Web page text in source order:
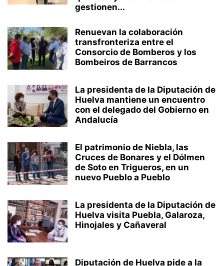
gestionen...
Renuevan la colaboración
transfronteriza entre el
Consorcio de Bomberos y los
Bombeiros de Barrancos
La presidenta de la Diputación de
Huelva mantiene un encuentro
con el delegado del Gobierno en
Andalucía
El patrimonio de Niebla, las
Cruces de Bonares y el Dólmen
de Soto en Trigueros, en un
nuevo Pueblo a Pueblo
La presidenta de la Diputación de
Huelva visita Puebla, Galaroza,
Hinojales y Cañaveral
Diputación de Huelva pide a la